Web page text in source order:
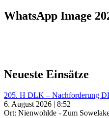
WhatsApp Image
Neueste Einsätze
205. H DLK – Nachforderung
6. August 2026 | 8:52
Ort: Nienwohlde - Zum